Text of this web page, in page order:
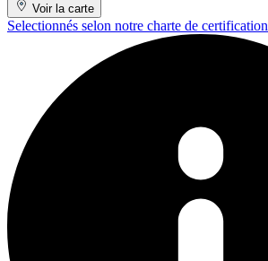
Voir la carte
Selectionnés selon notre charte de certification